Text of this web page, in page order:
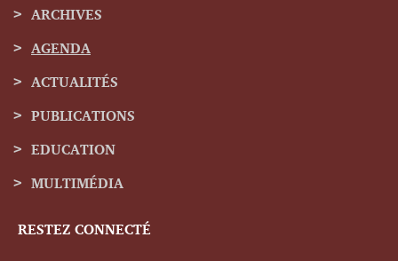
Menu
de
navigation
ARCHIVES
AGENDA
ACTUALITÉS
PUBLICATIONS
EDUCATION
MULTIMÉDIA
RESTEZ CONNECTÉ